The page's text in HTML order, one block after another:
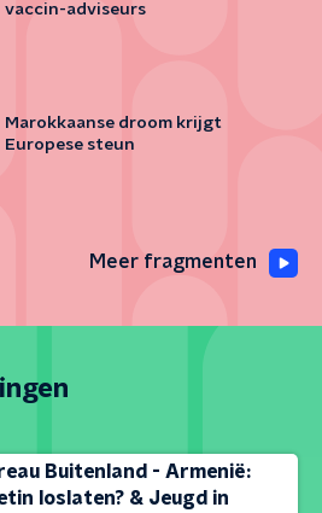
vaccin-adviseurs
Marokkaanse droom krijgt
Europese steun
Meer fragmenten
Buitenland - Armenië:
loslaten? & Jeugd in